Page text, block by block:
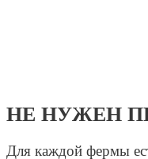
НЕ НУЖЕН
Для каждой фермы